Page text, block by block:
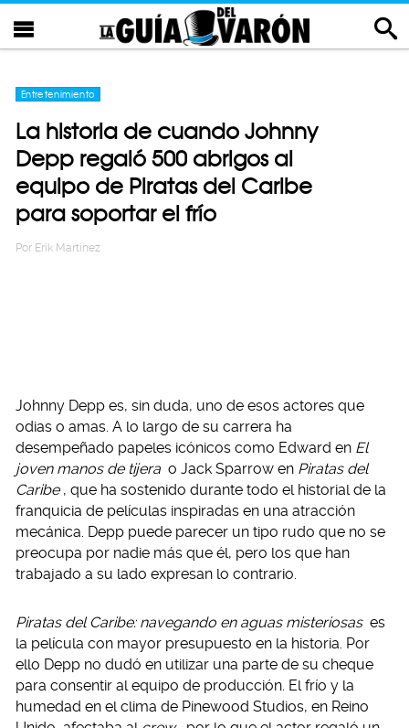
Entretenimiento
La historia de cuando Johnny
Depp regaló 500 abrigos al
equipo de Piratas del Caribe
para soportar el frío
Por Erik Martinez
Johnny Depp es, sin duda, uno de esos actores que
odias o amas. A lo largo de su carrera ha
desempeñado papeles icónicos como Edward en El
joven manos de tijera o Jack Sparrow en Piratas del
Caribe , que ha sostenido durante todo el historial de la
franquicia de películas inspiradas en una atracción
mecánica. Depp puede parecer un tipo rudo que no se
preocupa por nadie más que él, pero los que han
trabajado a su lado expresan lo contrario.
Piratas del Caribe: navegando en aguas misteriosas es
la película con mayor presupuesto en la historia. Por
ello Depp no dudó en utilizar una parte de su cheque
para consentir al equipo de producción. El frío y la
humedad en el clima de Pinewood Studios, en Reino